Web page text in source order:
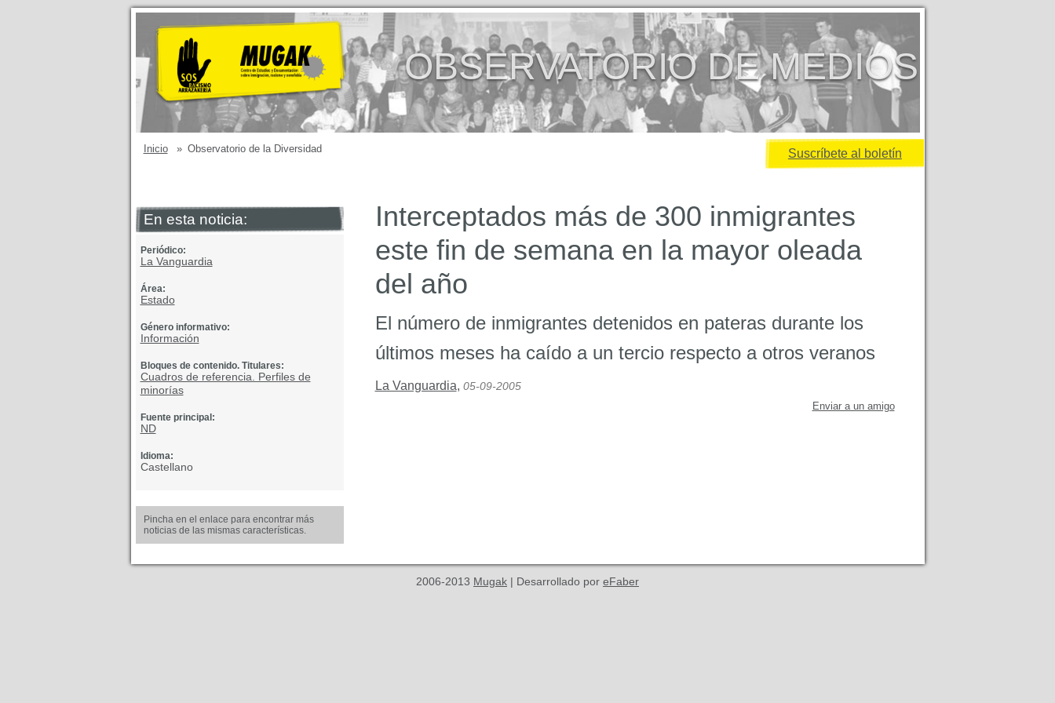
OBSERVATORIO DE MEDIOS
Inicio » Observatorio de la Diversidad Suscríbete al boletín
En esta noticia:
Periódico:
La Vanguardia
Área:
Estado
Género informativo:
Información
Bloques de contenido. Titulares:
Cuadros de referencia. Perfiles de
minorías
Fuente principal:
ND
Idioma:
Castellano
Pincha en el enlace para encontrar más
noticias de las mismas características.
Interceptados más de 300 inmigrantes
este fin de semana en la mayor oleada
del año
El número de inmigrantes detenidos en pateras durante los
últimos meses ha caído a un tercio respecto a otros veranos
La Vanguardia, 05-09-2005
Enviar a un amigo
2006-2013 Mugak | Desarrollado por eFaber